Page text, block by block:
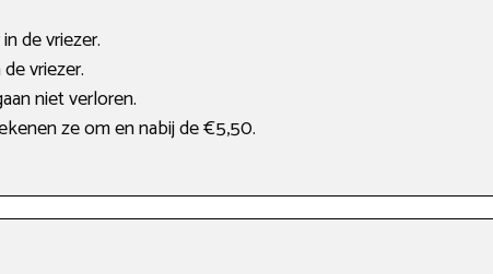
de vriezer.
vriezer.
niet verloren.
ze om en nabij de €5,50.